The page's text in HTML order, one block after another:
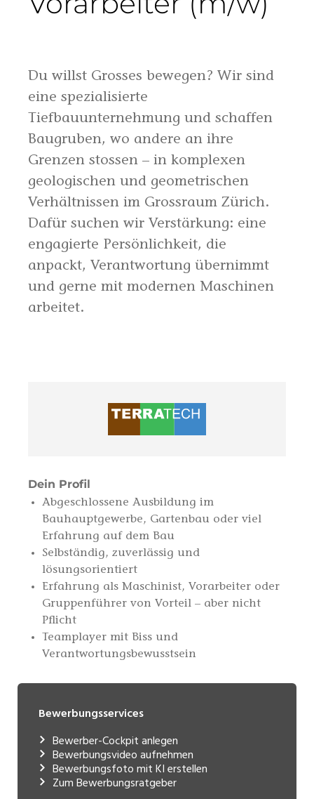
Bewerbungsservices
Bewerber-Cockpit anlegen
Bewerbungsvideo aufnehmen
Bewerbungsfoto mit KI erstellen
Zum Bewerbungsratgeber